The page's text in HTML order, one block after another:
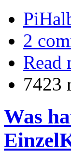
2
Read
7423
Was